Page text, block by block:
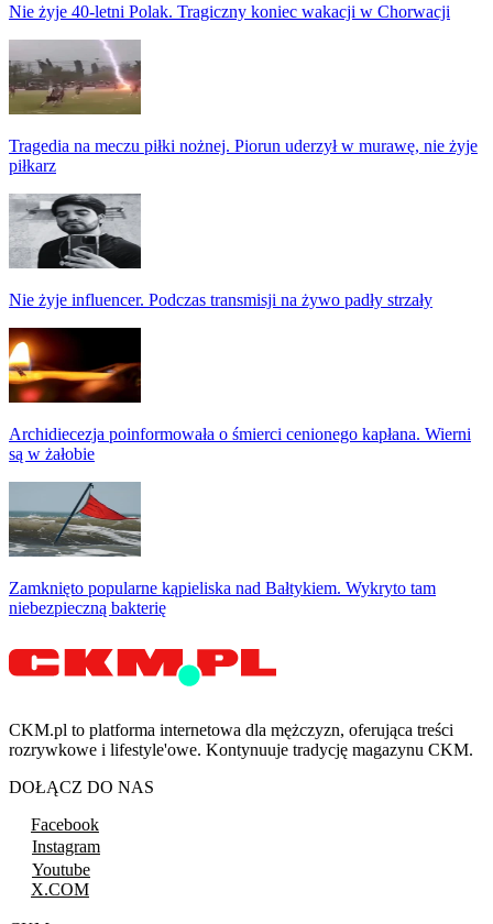
Nie żyje 40-letni Polak. Tragiczny koniec wakacji w Chorwacji
Tragedia na meczu piłki nożnej. Piorun uderzył w murawę, nie żyje
piłkarz
Nie żyje influencer. Podczas transmisji na żywo padły strzały
Archidiecezja poinformowała o śmierci cenionego kapłana. Wierni
są w żałobie
Zamknięto popularne kąpieliska nad Bałtykiem. Wykryto tam
niebezpieczną bakterię
CKM.pl to platforma internetowa dla mężczyzn, oferująca treści
rozrywkowe i lifestyle'owe. Kontynuuje tradycję magazynu CKM.
DOŁĄCZ DO NAS
Facebook
Instagram
Youtube
X.COM